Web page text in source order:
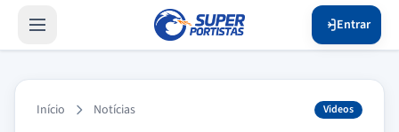
Entrar
Início Notícias Videos